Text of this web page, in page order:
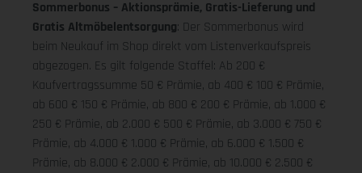
Sommerbonus – Aktionsprämie, Gratis-Lieferung und
Gratis Altmöbelentsorgung: Der Sommerbonus wird
beim Neukauf im Shop direkt vom Listenverkaufspreis
abgezogen. Es gilt folgende Staffel: Ab 200 €
Kaufvertragssumme 50 € Prämie, ab 400 € 100 € Prämie,
ab 600 € 150 € Prämie, ab 800 € 200 € Prämie, ab 1.000 €
250 € Prämie, ab 2.000 € 500 € Prämie, ab 3.000 € 750 €
Prämie, ab 4.000 € 1.000 € Prämie, ab 6.000 € 1.500 €
Prämie, ab 8.000 € 2.000 € Prämie, ab 10.000 € 2.500 €